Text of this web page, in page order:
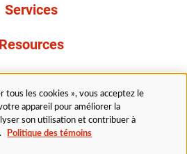
Services
Resources
de nous
tous les cookies », vous acceptez le
appareil pour améliorer la
son utilisation et contribuer à
Politique des témoins